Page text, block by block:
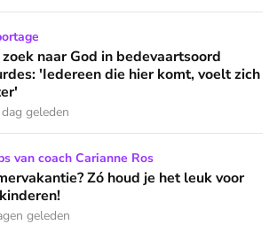
in bedevaartsoord Lourdes: 'Iedereen
naar God in bedevaartsoord
'Iedereen die hier komt, voelt zich
geleden
houd je het leuk voor de kinderen!
van coach Carianne Ros
Zó houd je het leuk voor
geleden